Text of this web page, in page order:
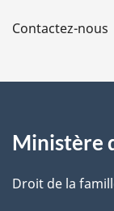
a
e
Contactez-nous
Ministère
Droit de la